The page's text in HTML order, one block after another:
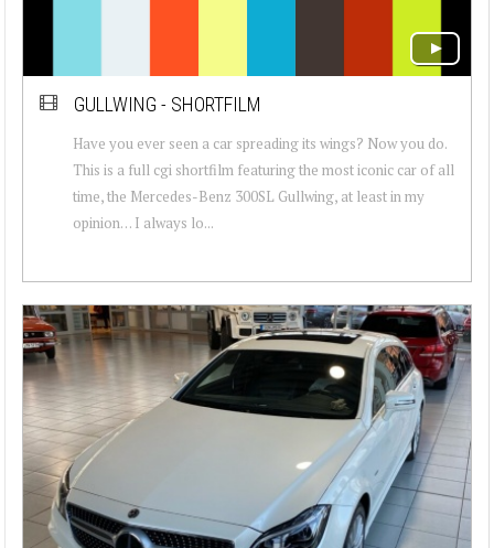
GULLWING - SHORTFILM
Have you ever seen a car spreading its wings? Now you do.
This is a full cgi shortfilm featuring the most iconic car of all
time, the Mercedes-Benz 300SL Gullwing, at least in my
opinion… I always lo...